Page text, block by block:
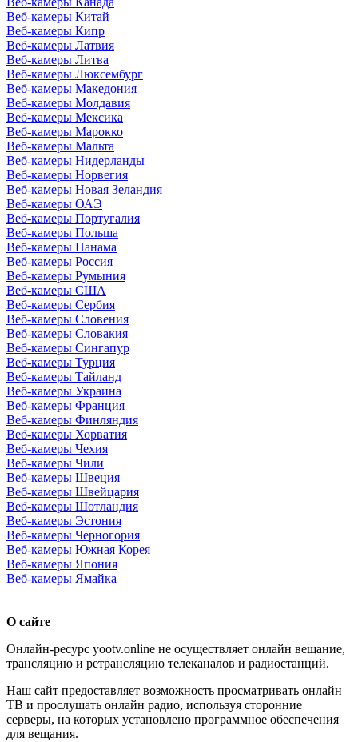
Веб-камеры Китай
Веб-камеры Кипр
Веб-камеры Латвия
Веб-камеры Литва
Веб-камеры Люксембург
Веб-камеры Македония
Веб-камеры Молдавия
Веб-камеры Мексика
Веб-камеры Марокко
Веб-камеры Мальта
Веб-камеры Нидерланды
Веб-камеры Норвегия
Веб-камеры Новая Зеландия
Веб-камеры ОАЭ
Веб-камеры Португалия
Веб-камеры Польша
Веб-камеры Панама
Веб-камеры Россия
Веб-камеры Румыния
Веб-камеры США
Веб-камеры Сербия
Веб-камеры Словения
Веб-камеры Словакия
Веб-камеры Сингапур
Веб-камеры Турция
Веб-камеры Тайланд
Веб-камеры Украина
Веб-камеры Франция
Веб-камеры Финляндия
Веб-камеры Хорватия
Веб-камеры Чехия
Веб-камеры Чили
Веб-камеры Швеция
Веб-камеры Швейцария
Веб-камеры Шотландия
Веб-камеры Эстония
Веб-камеры Черногория
Веб-камеры Южная Корея
Веб-камеры Япония
Веб-камеры Ямайка
О сайте
Онлайн-ресурс yootv.online не осуществляет онлайн вещание,
трансляцию и ретрансляцию телеканалов и радиостанций.
Наш сайт предоставляет возможность просматривать онлайн
ТВ и прослушать онлайн радио, используя сторонние
серверы, на которых установлено программное обеспечения
для вещания.